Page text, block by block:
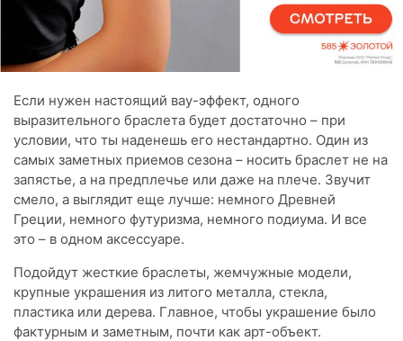
Если нужен настоящий вау-эффект, одного
выразительного браслета будет достаточно – при
условии, что ты наденешь его нестандартно. Один из
самых заметных приемов сезона – носить браслет не на
запястье, а на предплечье или даже на плече. Звучит
смело, а выглядит еще лучше: немного Древней
Греции, немного футуризма, немного подиума. И все
это – в одном аксессуаре.
Подойдут жесткие браслеты, жемчужные модели,
крупные украшения из литого металла, стекла,
пластика или дерева. Главное, чтобы украшение было
фактурным и заметным, почти как арт-объект.